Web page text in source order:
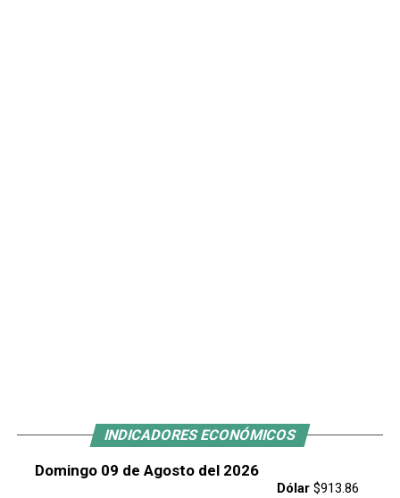
INDICADORES ECONÓMICOS
Domingo 09 de Agosto del 2026
Dólar$913.86